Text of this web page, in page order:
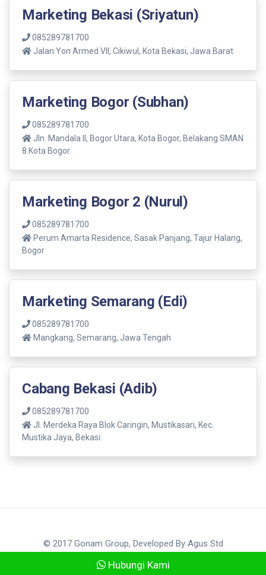
Hubungi Kami
Marketing Bekasi (Sriyatun)
085289781700
Jalan Yon Armed VII, Cikiwul, Kota Bekasi, Jawa Barat
Marketing Bogor (Subhan)
085289781700
Jln. Mandala ll, Bogor Utara, Kota Bogor, Belakang SMAN
8 Kota Bogor
Marketing Bogor 2 (Nurul)
085289781700
Perum Amarta Residence, Sasak Panjang, Tajur Halang,
Bogor
Marketing Semarang (Edi)
085289781700
Mangkang, Semarang, Jawa Tengah
Cabang Bekasi (Adib)
085289781700
Jl. Merdeka Raya Blok Caringin, Mustikasari, Kec.
Mustika Jaya, Bekasi.
© 2017 Gonam Group, Developed By Agus Std